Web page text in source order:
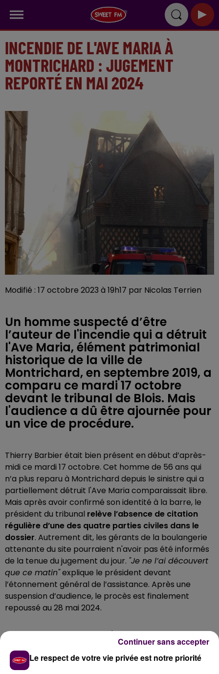
INCENDIE DE L'AVE MARIA À
MONTRICHARD : JUGEMENT
REPORTÉ EN MAI 2024
Modifié : 17 octobre 2023 à 19h17 par Nicolas Terrien
Un homme suspecté d’être
l’auteur de l'incendie qui a détruit
l'Ave Maria, élément patrimonial
historique de la ville de
Montrichard, en septembre 2019, a
comparu ce mardi 17 octobre
devant le tribunal de Blois. Mais
l'audience a dû être ajournée pour
un vice de procédure.
Thierry Barbier était bien présent en début d’après-
midi ce mardi 17 octobre. Cet homme de 56 ans qui
n’a plus reparu à Montrichard depuis le sinistre qui a
partiellement détruit l'Ave Maria comparaissait libre.
Mais après avoir confirmé son identité à la barre, le
président du tribunal relève l’absence de citation
régulière d’une des quatre parties civiles dans le
dossier. Autrement dit, les gérants de la boulangerie
attenante du site pourraient n'avoir pas été informés
de la tenue du jugement du jour. "Je ne l’ai découvert
que ce matin"explique le président devant
l’étonnement général de l’assistance. Après une
suspension d’audience, le procès est finalement
repoussé au 28 mai 2024.
Ecoutez le compte-rendu d'audience de Nicolas
Le respect de votre vie privée est notre priorité
Continuer sans accepter